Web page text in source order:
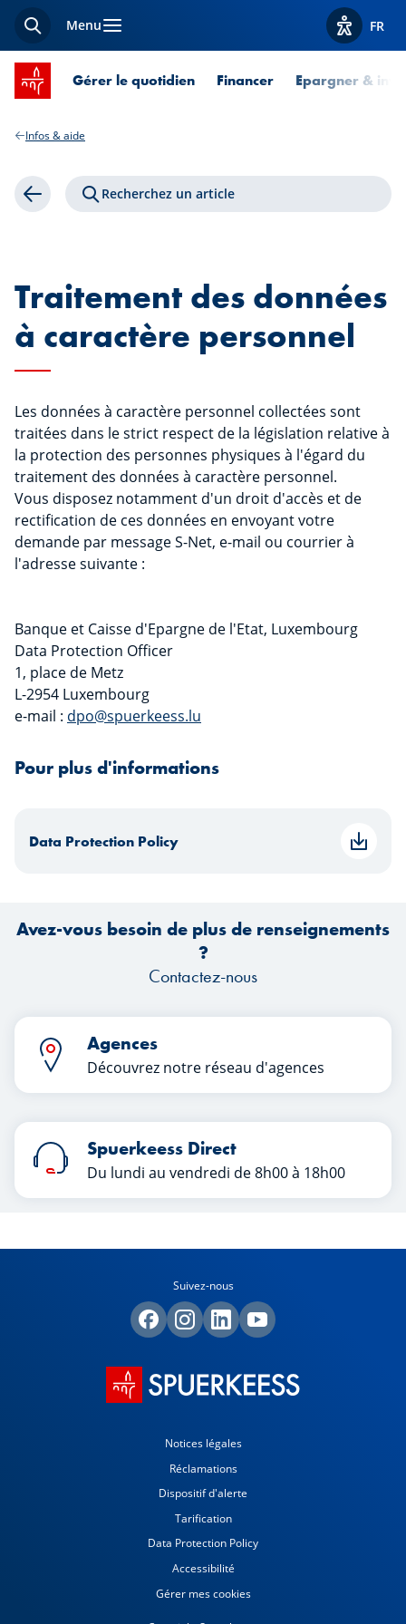
Recherche
Menu Afficher
FR
Accueil SPUERKEESS
Gérer le quotidien Financer Epargner &
Infos & aide
Retour Recherchez un article
Traitement des données
à caractère personnel
Les données à caractère personnel collectées sont
traitées dans le strict respect de la législation relative à
la protection des personnes physiques à l'égard du
traitement des données à caractère personnel.
Vous disposez notamment d'un droit d'accès et de
rectification de ces données en envoyant votre
demande par message S-Net, e-mail ou courrier à
l'adresse suivante :
Banque et Caisse d'Epargne de l'Etat, Luxembourg
Data Protection Officer
1, place de Metz
L-2954 Luxembourg
e-mail : dpo@spuerkeess.lu
Pour plus d'informations
Data Protection Policy
Avez-vous besoin de plus de renseignements
?
Contactez-nous
Agences
Découvrez notre réseau d'agences
Spuerkeess Direct
Du lundi au vendredi de 8h00 à 18h00
Suivez-nous
Notices légales
Réclamations
Dispositif d'alerte
Tarification
Data Protection Policy
Accessibilité
Gérer mes cookies